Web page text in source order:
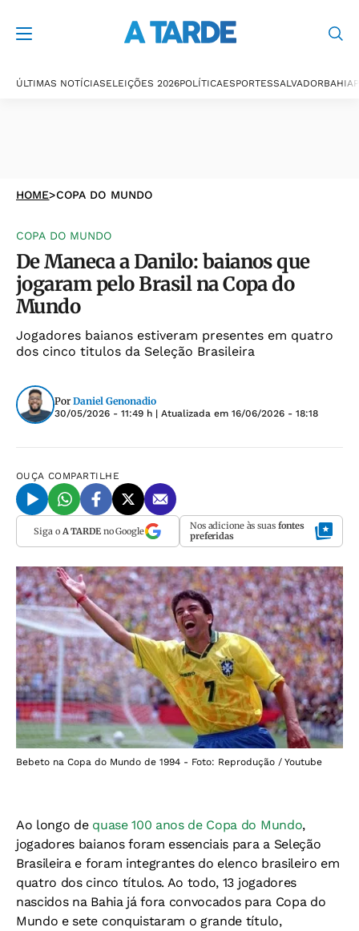
ÚLTIMAS NOTÍCIASELEIÇÕES 2026POLÍTICAESPORTESSALVADORBAHIA
HOME>COPA DO MUNDO
COPA DO MUNDO
De Maneca a Danilo: baianos que
jogaram pelo Brasil na Copa do
Mundo
Jogadores baianos estiveram presentes em quatro
dos cinco titulos da Seleção Brasileira
Por Daniel Genonadio
30/05/2026 - 11:49 h | Atualizada em 16/06/2026 - 18:18
OUÇA COMPARTILHE
Siga o A TARDEno Google Nos adicione às suas fontes
preferidas
Bebeto na Copa do Mundo de 1994 - Foto: Reprodução / Youtube
Ao longo de quase 100 anos de Copa do Mundo,
jogadores baianos foram essenciais para a Seleção
Brasileira e foram integrantes do elenco brasileiro em
quatro dos cinco títulos. Ao todo, 13 jogadores
nascidos na Bahia já fora convocados para Copa do
Mundo e sete conquistaram o grande título,